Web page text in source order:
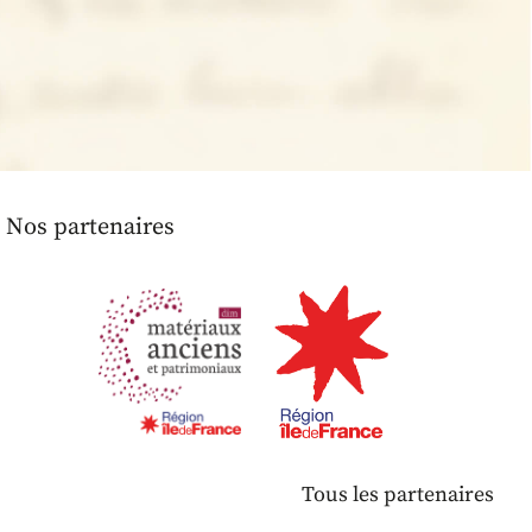
Nos partenaires
Tous les partenaires